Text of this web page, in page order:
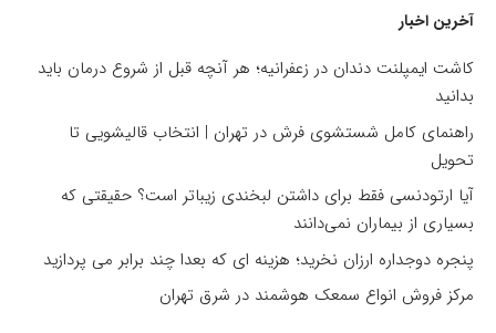
آخرین اخبار
کاشت ایمپلنت دندان در زعفرانیه؛ هر آنچه قبل از شروع درمان باید
بدانید
راهنمای کامل شستشوی فرش در تهران | انتخاب قالیشویی تا
تحویل
آیا ارتودنسی فقط برای داشتن لبخندی زیباتر است؟ حقیقتی که
بسیاری از بیماران نمی‌دانند
پنجره دوجداره ارزان نخرید؛ هزینه ای که بعدا چند برابر می پردازید
مرکز فروش انواع سمعک هوشمند در شرق تهران